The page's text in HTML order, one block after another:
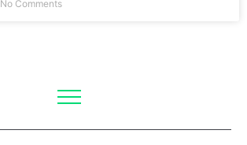
No Comments